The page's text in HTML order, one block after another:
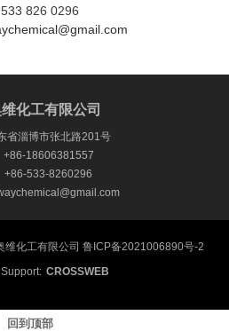
533 826 0296
化工有限公司
省淄博市张北路201号
+86-18606381557
+86-533-8260296
化工有限公司 鲁ICP备2021006890号-2
CROSSWEB
回到顶部